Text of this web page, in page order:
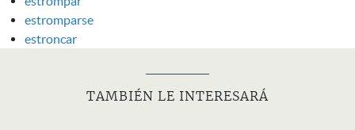
estromparse
estroncar
TAMBIÉN LE INTERESARÁ